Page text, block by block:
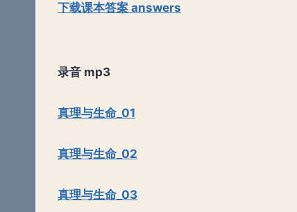
下载课本答案 answers
录音 mp3
真理与生命_01
真理与生命_02
真理与生命_03